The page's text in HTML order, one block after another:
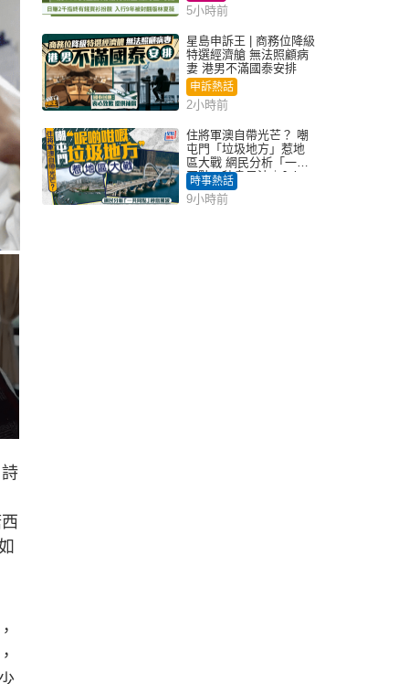
5小時前
星島申訴王 | 商務位降級
特選經濟艙 無法照顧病
妻 港男不滿國泰安排
申訴熱話
2小時前
住將軍澳自帶光芒？ 嘲
屯門「垃圾地方」惹地
區大戰 網民分析「一共
同點」秒息風波｜Juicy
叮
時事熱話
9小時前